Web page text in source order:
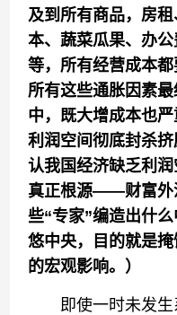
及到所有商品，房
本、蔬菜瓜果、办
等，所有经营成本都
所有这些通胀因素
中，既大增成本也
利润空间彻底封杀
认我国经济缺乏利
真正根源——财富外
些“专家”编造出什
悠中央，目的就是掩
的宏观影响。）
即使一时未发生